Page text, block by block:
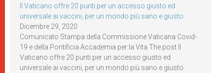
Il Vaticano offre 20 punti per un accesso giusto ed
universale ai vaccini, per un mondo più sano e giusto
Dicembre 29, 2020
Comunicato Stampa della Commissione Vaticana Covid-
19 e della Pontificia Accademia per la Vita The post Il
Vaticano offre 20 punti per un accesso giusto ed
universale ai vaccini, per un mondo più sano e giusto